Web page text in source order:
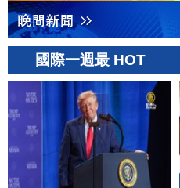
國際一週最 HOT